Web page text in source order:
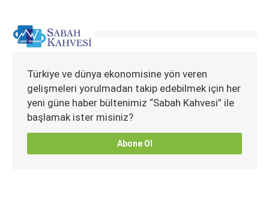
Türkiye ve dünya ekonomisine yön veren
gelişmeleri yorulmadan takip edebilmek için her
yeni güne haber bültenimiz “Sabah Kahvesi” ile
başlamak ister misiniz?
Abone Ol